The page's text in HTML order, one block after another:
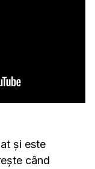
și este
când